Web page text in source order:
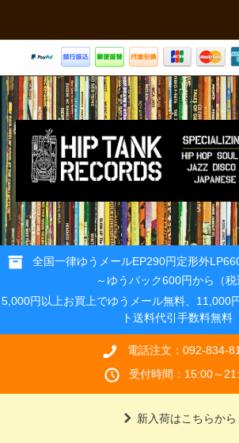
全国一律ゆうメールEP290円定形外
～ゆうパック600円から（税
5,000円以上お買上でゆうメール無料、11,000
ト送料代引手数料無料
電話注文：092-834-
受付時間：15:00～
新入荷はこちらから